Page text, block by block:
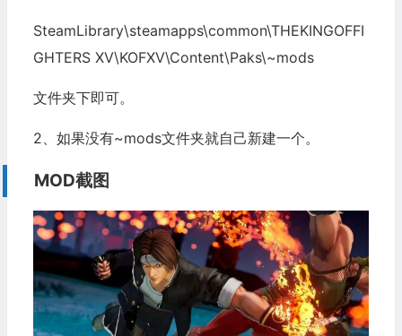
SteamLibrary\steamapps\common\THEKINGOFFI
GHTERS XV\KOFXV\Content\Paks\~mods
文件夹下即可。
2、如果没有~mods文件夹就自己新建一个。
MOD截图